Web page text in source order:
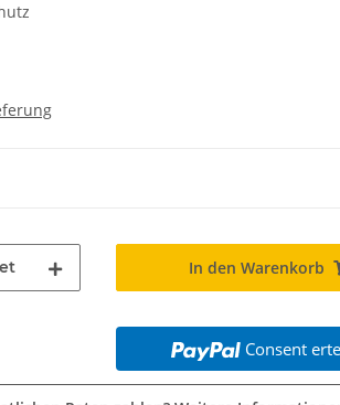
In den Warenkorb
Consent